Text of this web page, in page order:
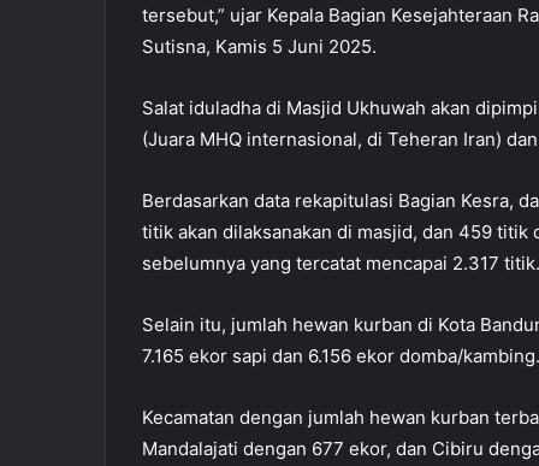
tersebut,” ujar Kepala Bagian Kesejahteraan
Sutisna, Kamis 5 Juni 2025.
Salat iduladha di Masjid Ukhuwah akan
(Juara MHQ internasional, di Teheran Iran)
Berdasarkan data rekapitulasi Bagian Kesra,
titik akan dilaksanakan di masjid, dan 459
sebelumnya yang tercatat mencapai 2.317 titik.
Selain itu, jumlah hewan kurban di Kota
7.165 ekor sapi dan 6.156 ekor domba/kambing.
Kecamatan dengan jumlah hewan kurban
Mandalajati dengan 677 ekor, dan Cibiru